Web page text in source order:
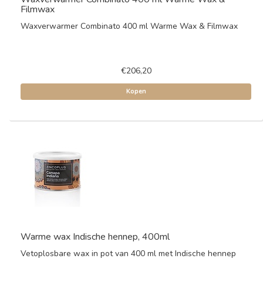
Filmwax
Waxverwarmer Combinato 400 ml Warme Wax & Filmwax
€206,20
Kopen
Warme wax Indische hennep, 400ml
Vetoplosbare wax in pot van 400 ml met Indische hennep